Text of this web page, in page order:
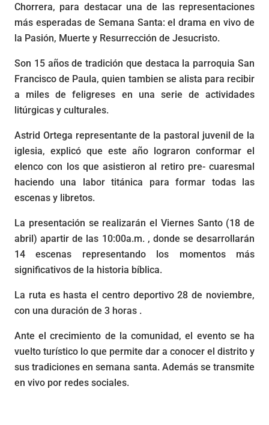
Chorrera, para destacar una de las representaciones
más esperadas de Semana Santa: el drama en vivo de
la Pasión, Muerte y Resurrección de Jesucristo.
Son 15 años de tradición que destaca la parroquia San
Francisco de Paula, quien tambien se alista para recibir
a miles de feligreses en una serie de actividades
litúrgicas y culturales.
Astrid Ortega representante de la pastoral juvenil de la
iglesia, explicó que este año lograron conformar el
elenco con los que asistieron al retiro pre- cuaresmal
haciendo una labor titánica para formar todas las
escenas y libretos.
La presentación se realizarán el Viernes Santo (18 de
abril) apartir de las 10:00a.m. , donde se desarrollarán
14 escenas representando los momentos más
significativos de la historia bíblica.
La ruta es hasta el centro deportivo 28 de noviembre,
con una duración de 3 horas .
Ante el crecimiento de la comunidad, el evento se ha
vuelto turístico lo que permite dar a conocer el distrito y
sus tradiciones en semana santa. Además se transmite
en vivo por redes sociales.